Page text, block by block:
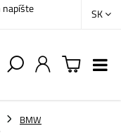
napíšte
SK
BMW